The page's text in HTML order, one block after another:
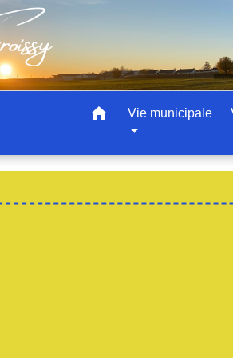
home Vie municipale